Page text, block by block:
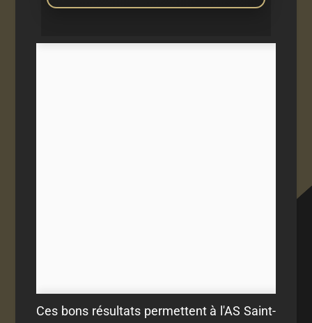
Ces bons résultats permettent à l'AS Saint-